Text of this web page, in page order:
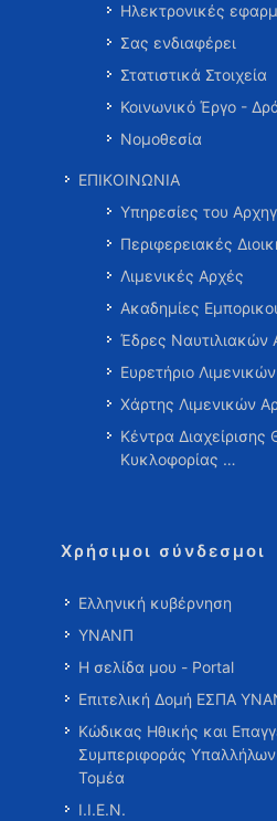
Ηλεκτρονικές
Σας ενδιαφέρει
Στατιστικά Στοιχεία
Κοινωνικό Έργο -
Νομοθεσία
ΕΠΙΚΟΙΝΩΝΙΑ
Υπηρεσίες του
Περιφερειακές
Λιμενικές Αρχές
Ακαδημίες
Έδρες Ναυτιλιακών
Ευρετήριο
Χάρτης Λιμενικών
Κέντρα Διαχείρισης
Κυκλοφορίας …
Χρήσιμοι σύνδεσμοι
Ελληνική κυβέρνηση
ΥΝΑΝΠ
Η σελίδα μου - Portal
Επιτελική Δομή ΕΣΠΑ
Κώδικας Ηθικής και
Συμπεριφοράς Υπαλλήλων
Τομέα
Ι.Ι.Ε.Ν.